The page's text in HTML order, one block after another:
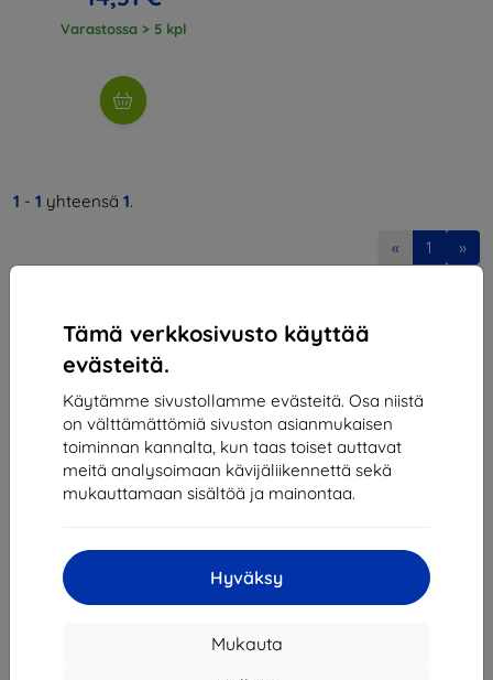
Tämä verkkosivusto käyttää
evästeitä.
Käytämme sivustollamme evästeitä. Osa niistä
on välttämättömiä sivuston asianmukaisen
toiminnan kannalta, kun taas toiset auttavat
meitä analysoimaan kävijäliikennettä sekä
mukauttamaan sisältöä ja mainontaa.
Hyväksy
Mukauta
Varastossa > 5 kpl
1 - 1 yhteensä 1.
« 1 »
Shield-SK s.r.o.
Y-tunnus:46701494
ALV-tunnus:SK2023549671
Yhteystiedot
info@top4mobile.eu